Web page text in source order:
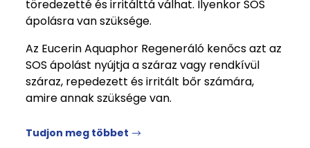
töredezetté és irritálttá válhat. Ilyenkor SOS
ápolásra van szüksége.
Az Eucerin Aquaphor Regeneráló kenőcs azt az
SOS ápolást nyújtja a száraz vagy rendkívül
száraz, repedezett és irritált bőr számára,
amire annak szüksége van.
Tudjon meg többet